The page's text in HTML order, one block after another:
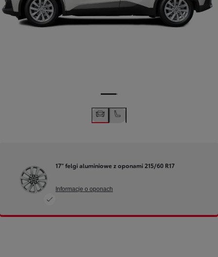
17" felgi aluminiowe z oponami 215/60 R17
Informacje o oponach